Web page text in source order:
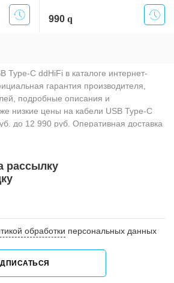
990
Type-C ddHiFi в каталоге интернет-
гарантия производителя,
подробные описания и
низкие цены на кабели USB Type-C
до 12 990 руб. Оперативная доставка
купить кабели USB Type-C можно в
Петербурге.
рассылку
обработки персональных данных